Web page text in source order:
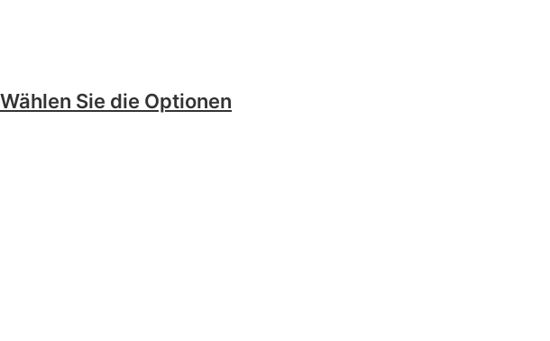
Wählen Sie die Optionen